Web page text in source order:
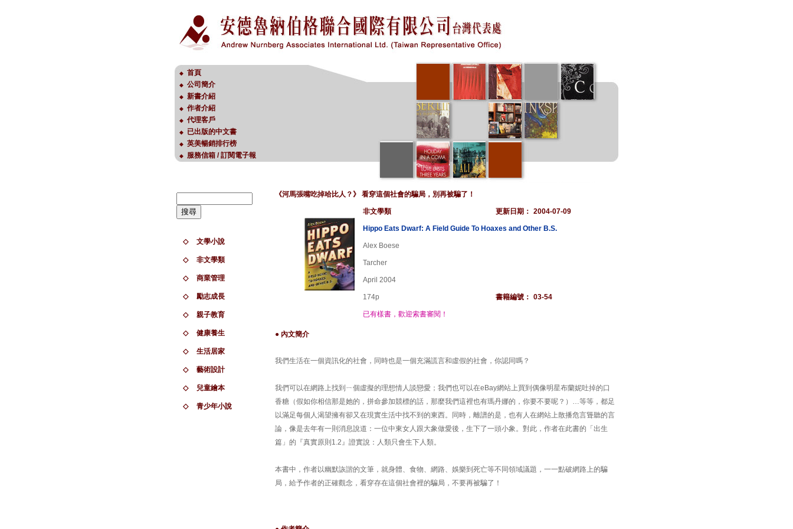
◆ 首頁
◆ 公司簡介
◆ 新書介紹
◆ 作者介紹
◆ 代理客戶
◆ 已出版的中文書
◆ 英美暢銷排行榜
◆ 服務信箱 / 訂閱電子報
◇ 文學小說
◇ 非文學類
◇ 商業管理
◇ 勵志成長
◇ 親子教育
◇ 健康養生
◇ 生活居家
◇ 藝術設計
◇ 兒童繪本
◇ 青少年小說
《河馬張嘴吃掉哈比人？》 看穿這個社會的騙局，別再被騙了！
非文學類 更新日期： 2004-07-09
Hippo Eats Dwarf: A Field Guide To Hoaxes and Other B.S.
Alex Boese
Tarcher
April 2004
174p 書籍編號： 03-54
已有樣書，歡迎索書審閱！
● 內文簡介
我們生活在一個資訊化的社會，同時也是一個充滿謊言和虛假的社會，你認同嗎？
我們可以在網路上找到ㄧ個虛擬的理想情人談戀愛；我們也可以在eBay網站上買到偶像明星布蘭妮吐掉的口
香糖（假如你相信那是她的，拼命參加競標的話，那麼我們這裡也有瑪丹娜的，你要不要呢？）…等等，都足
以滿足每個人渴望擁有卻又在現實生活中找不到的東西。同時，離譜的是，也有人在網站上散播危言聳聽的言
論，像是去年有一則消息說道：一位中東女人跟大象做愛後，生下了一頭小象。對此，作者在此書的「出生
篇」的『真實原則1.2』證實說：人類只會生下人類。
本書中，作者以幽默詼諧的文筆，就身體、食物、網路、娛樂到死亡等不同領域議題，一一點破網路上的騙
局，給予作者的正確觀念，看穿存在這個社會裡的騙局，不要再被騙了！